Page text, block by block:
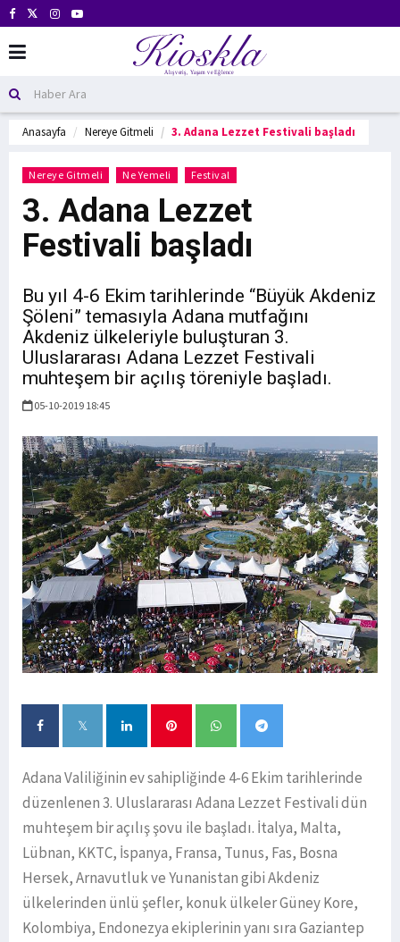
Anasayfa Nereye Gitmeli 3. Adana Lezzet Festivali başladı
Nereye Gitmeli Ne Yemeli Festival
3. Adana Lezzet
Festivali başladı
Bu yıl 4-6 Ekim tarihlerinde “Büyük Akdeniz
Şöleni” temasıyla Adana mutfağını
Akdeniz ülkeleriyle buluşturan 3.
Uluslararası Adana Lezzet Festivali
muhteşem bir açılış töreniyle başladı.
05-10-2019 18:45
Adana Valiliğinin ev sahipliğinde 4-6 Ekim tarihlerinde
düzenlenen 3. Uluslararası Adana Lezzet Festivali dün
muhteşem bir açılış şovu ile başladı. İtalya, Malta,
Lübnan, KKTC, İspanya, Fransa, Tunus, Fas, Bosna
Hersek, Arnavutluk ve Yunanistan gibi Akdeniz
ülkelerinden ünlü şefler, konuk ülkeler Güney Kore,
Kolombiya, Endonezya ekiplerinin yanı sıra Gaziantep